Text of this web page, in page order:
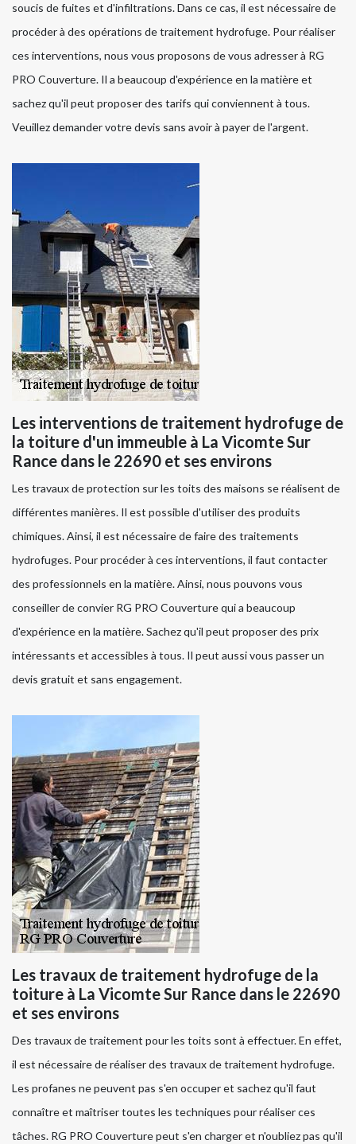
soucis de fuites et d'infiltrations. Dans ce cas, il est nécessaire de
procéder à des opérations de traitement hydrofuge. Pour réaliser
ces interventions, nous vous proposons de vous adresser à RG
PRO Couverture. Il a beaucoup d'expérience en la matière et
sachez qu'il peut proposer des tarifs qui conviennent à tous.
Veuillez demander votre devis sans avoir à payer de l'argent.
Les interventions de traitement hydrofuge de
la toiture d'un immeuble à La Vicomte Sur
Rance dans le 22690 et ses environs
Les travaux de protection sur les toits des maisons se réalisent de
différentes manières. Il est possible d'utiliser des produits
chimiques. Ainsi, il est nécessaire de faire des traitements
hydrofuges. Pour procéder à ces interventions, il faut contacter
des professionnels en la matière. Ainsi, nous pouvons vous
conseiller de convier RG PRO Couverture qui a beaucoup
d'expérience en la matière. Sachez qu'il peut proposer des prix
intéressants et accessibles à tous. Il peut aussi vous passer un
devis gratuit et sans engagement.
Les travaux de traitement hydrofuge de la
toiture à La Vicomte Sur Rance dans le 22690
et ses environs
Des travaux de traitement pour les toits sont à effectuer. En effet,
il est nécessaire de réaliser des travaux de traitement hydrofuge.
Les profanes ne peuvent pas s'en occuper et sachez qu'il faut
connaître et maîtriser toutes les techniques pour réaliser ces
tâches. RG PRO Couverture peut s'en charger et n'oubliez pas qu'il